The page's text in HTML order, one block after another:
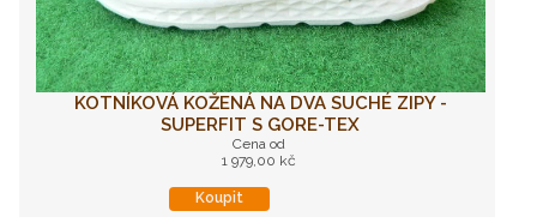
KOTNÍKOVÁ KOŽENÁ NA DVA SUCHÉ ZIPY -
SUPERFIT S GORE-TEX
Cena od
1 979,00 kč
Koupit